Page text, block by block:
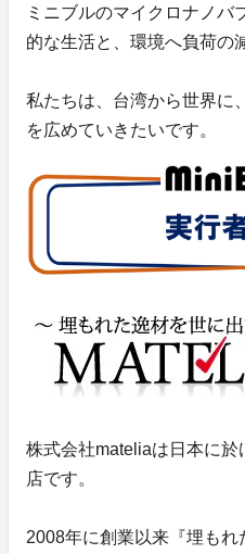
ミニブルのマイクロナノバ
的な生活と、環境へ負荷の
私たちは、台湾から世界に
を広めていきたいです。
株式会社mateliaは日本に於
店です。
2008年に創業以来『埋も